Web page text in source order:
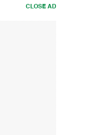
CLOSE AD